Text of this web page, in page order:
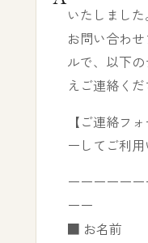
いたしました
お問い合わ
ルで、以下
えご連絡くだ
【ご連絡フ
ーしてご利用
ーーーーー
ーー
■ お名前